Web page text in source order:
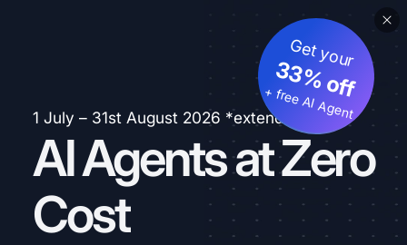
1 July – 31st August 2026 *extended
AI Agents at Zero
Cost
Get your
33% off
+ free AI Agent